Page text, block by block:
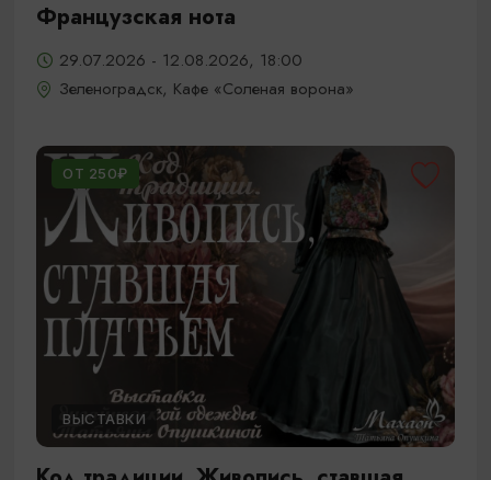
Французская нота
29.07.2026 - 12.08.2026, 18:00
Зеленоградск, Кафе «Соленая ворона»
ОТ 250₽
ВЫСТАВКИ